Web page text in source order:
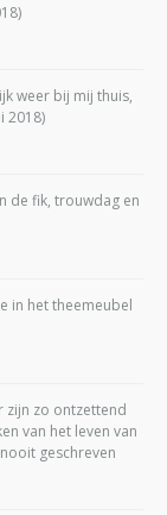
weer bij mij thuis,
2018)
de fik, trouwdag en
in het theemeubel
zijn zo ontzettend
van het leven van
geschreven